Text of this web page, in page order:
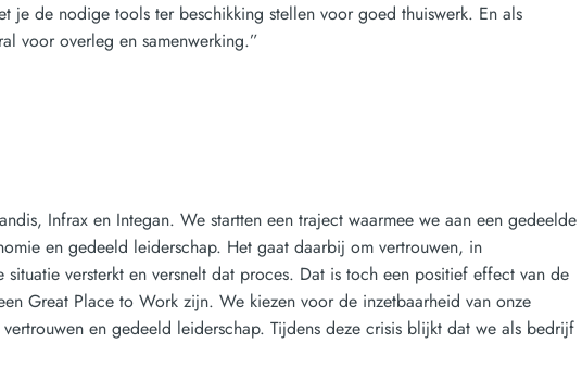
je de nodige tools ter beschikking stellen voor goed thuiswerk. En als
voor overleg en samenwerking.”
Infrax en Integan. We startten een traject waarmee we aan een gedeelde
en gedeeld leiderschap. Het gaat daarbij om vertrouwen, in
versterkt en versnelt dat proces. Dat is toch een positief effect van de
Great Place to Work zijn. We kiezen voor de inzetbaarheid van onze
en gedeeld leiderschap. Tijdens deze crisis blijkt dat we als bedrijf